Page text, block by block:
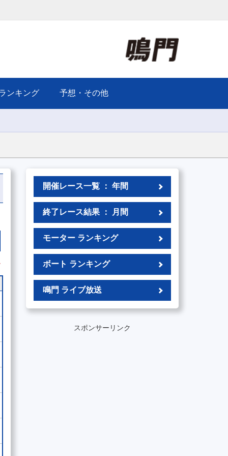
ンキング 予想・その他
開催レース一覧 ： 年間
終了レース結果 ： 月間
モーター ランキング
ボート ランキング
鳴門 ライブ放送
スポンサーリンク